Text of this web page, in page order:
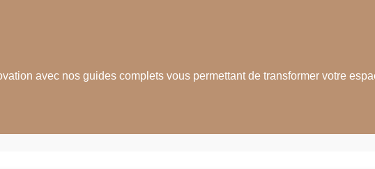
avec nos guides complets vous permettant de transformer votre